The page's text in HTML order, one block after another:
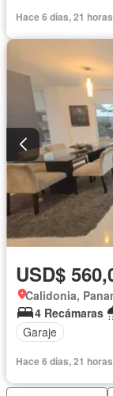
Hace 6 días, 21
USD$
Calidonia,
4 Recámaras
Garaje
Hace 6 días, 21